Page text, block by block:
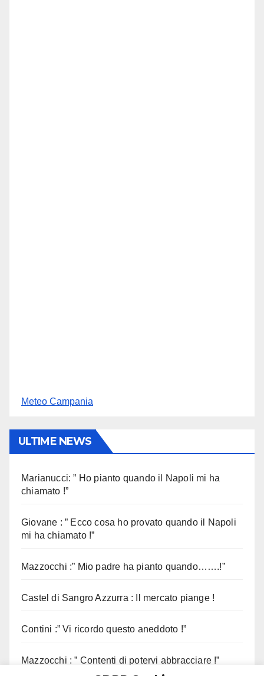
Meteo Campania
ULTIME NEWS
Marianucci: ” Ho pianto quando il Napoli mi ha
chiamato !”
Giovane : ” Ecco cosa ho provato quando il Napoli
mi ha chiamato !”
Mazzocchi :” Mio padre ha pianto quando…….!”
Castel di Sangro Azzurra : Il mercato piange !
Contini :” Vi ricordo questo aneddoto !”
Mazzocchi : ” Contenti di potervi abbracciare !”